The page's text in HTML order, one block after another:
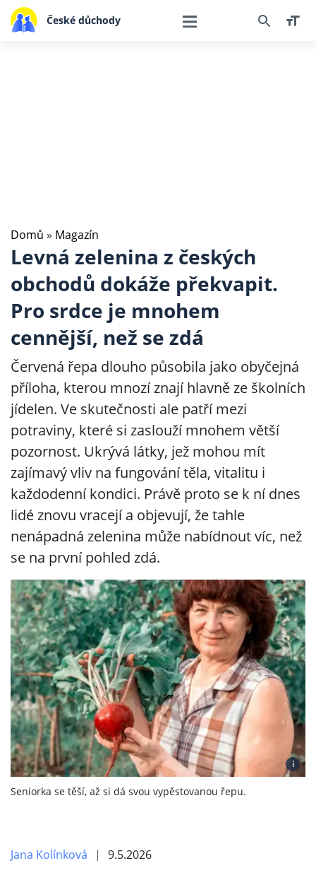
České důchody
Domů » Magazín
Levná zelenina z českých
obchodů dokáže překvapit.
Pro srdce je mnohem
cennější, než se zdá
Červená řepa dlouho působila jako obyčejná
příloha, kterou mnozí znají hlavně ze školních
jídelen. Ve skutečnosti ale patří mezi
potraviny, které si zaslouží mnohem větší
pozornost. Ukrývá látky, jež mohou mít
zajímavý vliv na fungování těla, vitalitu i
každodenní kondici. Právě proto se k ní dnes
lidé znovu vracejí a objevují, že tahle
nenápadná zelenina může nabídnout víc, než
se na první pohled zdá.
i
Seniorka se těší, až si dá svou vypěstovanou řepu.
Jana Kolínková 9.5.2026